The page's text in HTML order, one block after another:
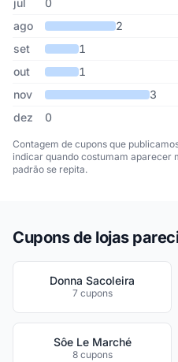
jul
0
ago
2
set
1
out
1
nov
3
dez
0
Contagem de cupons que
indicar quando costumam aparecer
padrão se repita.
Cupons de lojas
Donna Sacoleira
7 cupons
Sôe Le Marché
8 cupons